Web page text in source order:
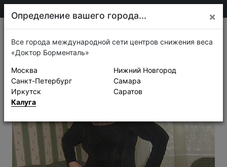
Истории успеха
Определение вашего города... ×
Все города международной сети центров снижения веса
«Доктор Борменталь»
Москва
Санкт-Петербург
Иркутск
Калуга
Нижний Новгород
Самара
Саратов